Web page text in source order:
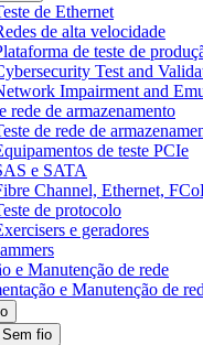
de Ethernet
de alta velocidade
de teste de
Test and
Impairment and
rede de armazenamento
de rede de
de teste PCIe
e SATA
Channel, Ethernet,
de protocolo
e geradores
e Manutenção de rede
e Manutenção de
Sem fio